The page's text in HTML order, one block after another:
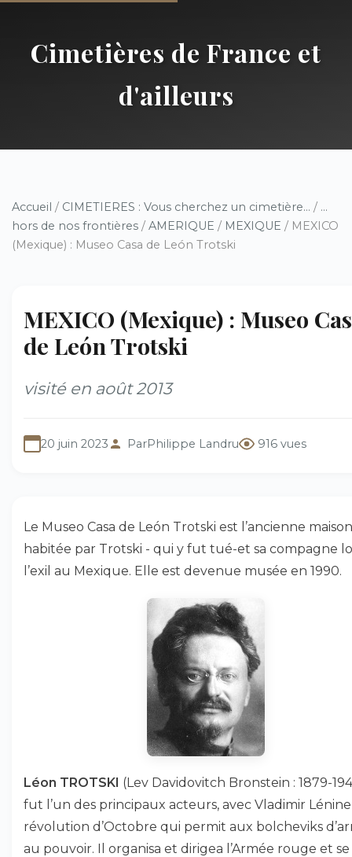
Cimetières de France et
d'ailleurs
Accueil / CIMETIERES : Vous cherchez un cimetière... / ...
hors de nos frontières / AMERIQUE / MEXIQUE / MEXICO
(Mexique) : Museo Casa de León Trotski
MEXICO (Mexique) : Museo
de León Trotski
visité en août 2013
20 juin 2023 ParPhilippe Landru 916 vues
Le Museo Casa de León Trotski est l’ancienne maison
habitée par Trotski - qui y fut tué-et sa compagne
l’exil au Mexique. Elle est devenue musée en 1990.
Léon TROTSKI (Lev Davidovitch Bronstein : 1879-
fut l’un des principaux acteurs, avec Vladimir
révolution d’Octobre qui permit aux bolcheviks
au pouvoir. Il organisa et dirigea l’Armée rouge et se